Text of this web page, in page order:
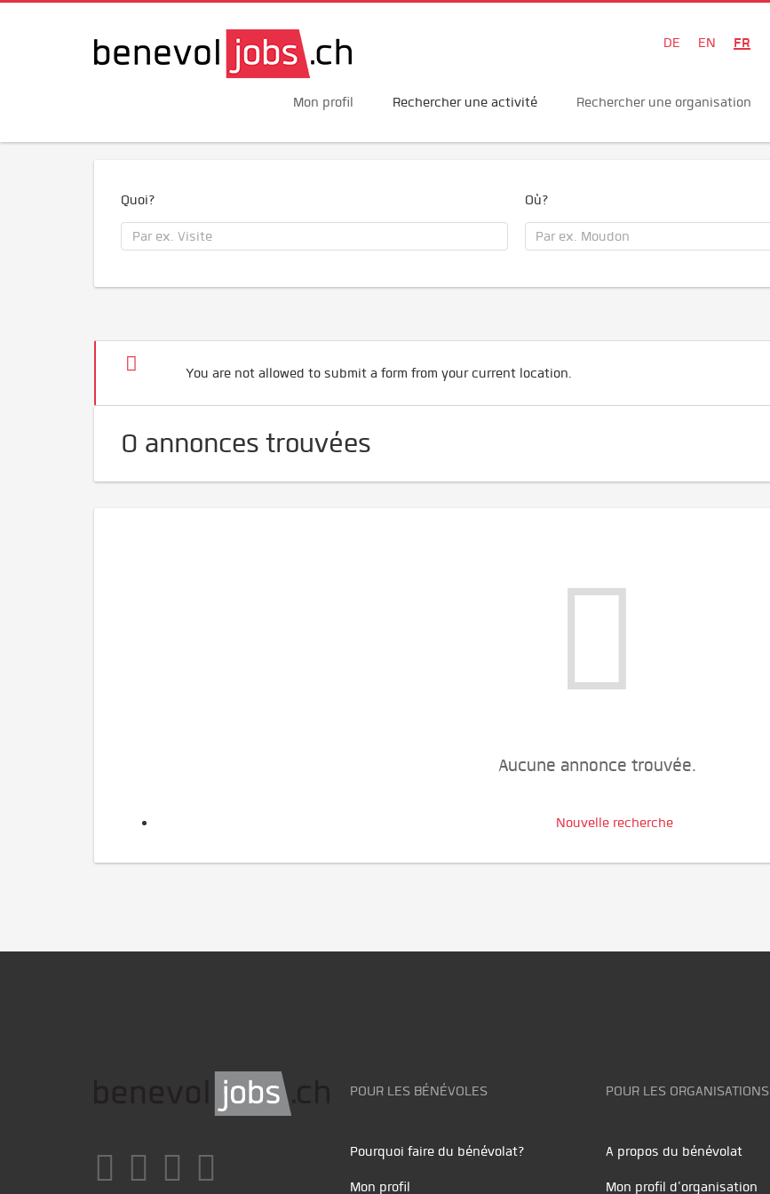
DE EN FR
Mon profil Rechercher une activité Rechercher une organisation
Quoi? Où?
You are not allowed to submit a form from your current location.
0 annonces trouvées
Aucune annonce trouvée.
Nouvelle recherche
POUR LES BÉNÉVOLES
Pourquoi faire du bénévolat?
Mon profil
POUR LES ORGANISATIONS
A propos du bénévolat
Mon profil d'organisation